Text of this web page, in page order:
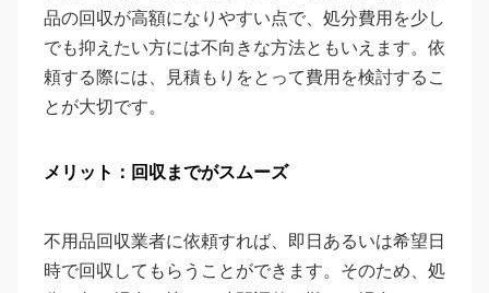
品の回収が高額になりやすい点で、処分費用を少し
でも抑えたい方には不向きな方法ともいえます。依
頼する際には、見積もりをとって費用を検討するこ
とが大切です。
メリット：回収までがスムーズ
不用品回収業者に依頼すれば、即日あるいは希望日
時で回収してもらうことができます。そのため、処